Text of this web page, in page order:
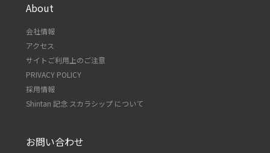
About
会社情報
アクセス
サイトご利用上のご注意
PRIVACY POLICY
採用情報
Shintan 記念 スカラシップ について
お問い合わせ